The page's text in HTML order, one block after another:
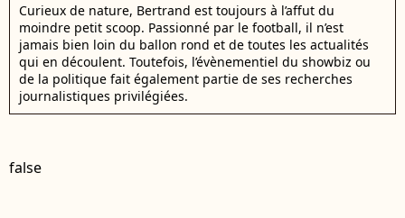
Curieux de nature, Bertrand est toujours à l’affut du
moindre petit scoop. Passionné par le football, il n’est
jamais bien loin du ballon rond et de toutes les actualités
qui en découlent. Toutefois, l’évènementiel du showbiz ou
de la politique fait également partie de ses recherches
journalistiques privilégiées.
false